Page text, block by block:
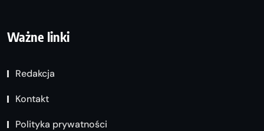
Ważne linki
Redakcja
Kontakt
Polityka prywatności